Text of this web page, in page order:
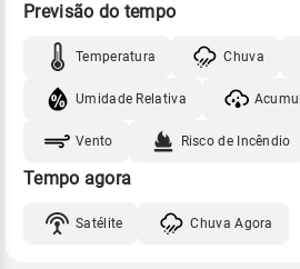
Previsão do tempo
Temperatura Chuva
Umidade Relativa
Vento Risco de Incêndio
Tempo agora
Satélite Chuva Agora